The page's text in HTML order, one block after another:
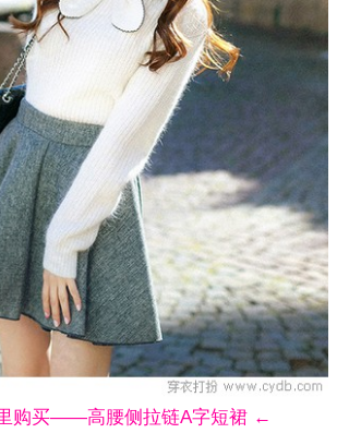
购买——高腰侧拉链A字短裙 ←